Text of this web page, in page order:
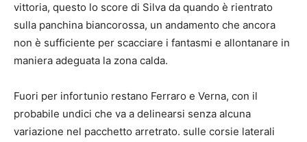
vittoria, questo lo score di Silva da quando è rientrato
sulla panchina biancorossa, un andamento che ancora
non è sufficiente per scacciare i fantasmi e allontanare in
maniera adeguata la zona calda.
Fuori per infortunio restano Ferraro e Verna, con il
probabile undici che va a delinearsi senza alcuna
variazione nel pacchetto arretrato. sulle corsie laterali